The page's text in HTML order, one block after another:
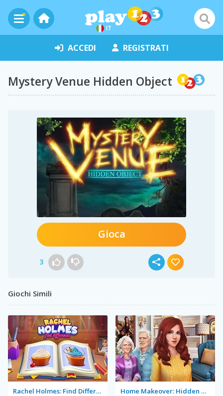
IT
ACCEDI REGISTRATI
Mystery Venue Hidden Object
Gioca
3
Giochi Simili
Rachel Holmes: Find Differences Home Makeover: Hidden Object